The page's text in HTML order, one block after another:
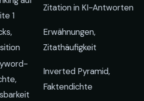
1
Zitation in KI-Antworten
Erwähnungen,
Zitathäufigkeit
Inverted Pyramid,
Faktendichte